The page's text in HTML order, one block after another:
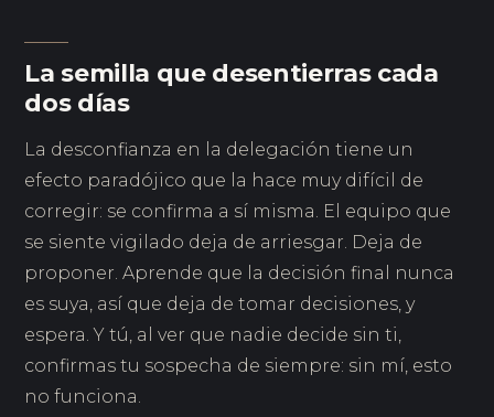
La semilla que desentierras cada
dos días
La desconfianza en la delegación tiene un
efecto paradójico que la hace muy difícil de
corregir: se confirma a sí misma. El equipo que
se siente vigilado deja de arriesgar. Deja de
proponer. Aprende que la decisión final nunca
es suya, así que deja de tomar decisiones, y
espera. Y tú, al ver que nadie decide sin ti,
confirmas tu sospecha de siempre: sin mí, esto
no funciona.